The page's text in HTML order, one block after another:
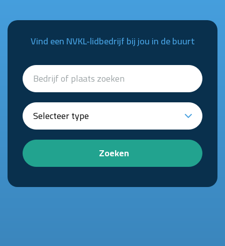
Vind een NVKL-lidbedrijf bij jou in de buurt
Zoeken